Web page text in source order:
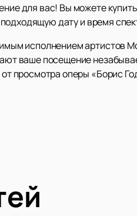
для вас! Вы можете
дату и время
исполнением артистов
ваше посещение
просмотра оперы «Борис